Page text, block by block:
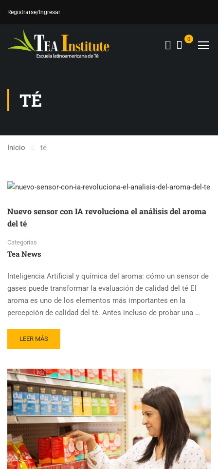
Registrarse/Ingresar
0
TÉ
Inicio té
Nuevo sensor con IA revoluciona el análisis del aroma
del té
Categorías
Tea News
Inteligencia Artificial y química del aroma: cómo un sensor de
gases puede transformar la evaluación de calidad del té El
aroma es uno de los elementos más importantes en la
percepción de calidad del té. Antes incluso de probar una …
READ
MORE
NUEVO
SENSOR
CON
IA
REVOLUCIONA
EL
ANÁLISIS
DEL
AROMA
DEL
TÉ
LEER MÁS